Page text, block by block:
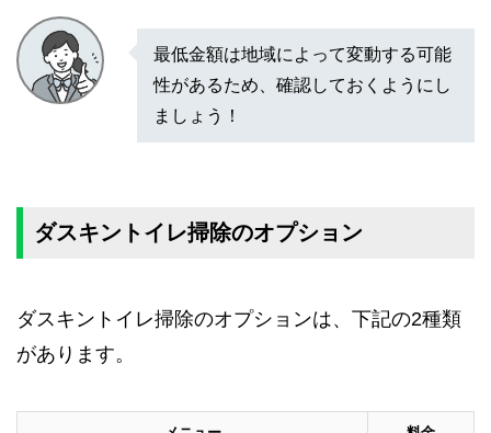
最低金額は地域によって変動する可能
性があるため、確認しておくようにし
ましょう！
ダスキントイレ掃除のオプション
ダスキントイレ掃除のオプションは、下記の2種類
があります。